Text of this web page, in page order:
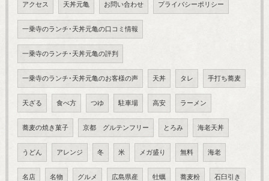
アクセス 天丼元亀 お問い合わせ プライバシーポリシー
一乗寺のランチ･天丼元亀の口コミ情報
一乗寺のランチ･天丼元亀の評判
一乗寺のランチ･天丼元亀のお客様の声 天丼 タレ 手打ち蕎麦
天ざる 食べ方 つゆ 駐車場 高安 ラーメン
蕎麦の焼き菓子 京都 グルテンフリー とろみ 海老天丼
うどん アレンジ 冬 米 メガ盛り 無料 海老
名店 名物 グルメ 広島県産 牡蠣 蕎麦粉 石臼引き